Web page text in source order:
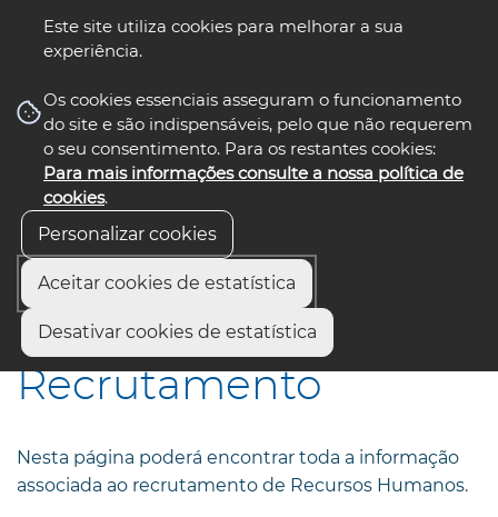
Este site utiliza cookies para melhorar a sua
experiência.
Os cookies essenciais asseguram o funcionamento
do site e são indispensáveis, pelo que não requerem
o seu consentimento. Para os restantes cookies:
Para mais informações consulte a nossa política de
cookies.
Personalizar cookies
Aceitar cookies de estatística
Desativar cookies de estatística
nos select language
Início Recrutamento
Recrutamento
Nesta página poderá encontrar toda a informação
associada ao recrutamento de Recursos Humanos.